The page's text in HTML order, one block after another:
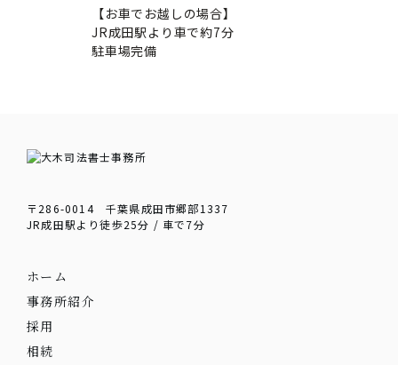
【お車でお越しの場合】
JR成田駅より車で約7分
駐車場完備
〒286-0014 千葉県成田市郷部1337
JR成田駅より徒歩25分 / 車で7分
ホーム
事務所紹介
採用
相続